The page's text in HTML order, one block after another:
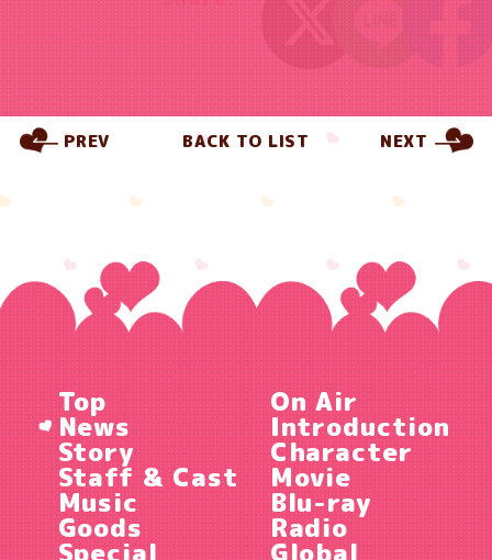
PREV BACK TO LIST NEXT
Top On Air
News Introduction
Story Character
Staff & Cast Movie
Music Blu-ray
Goods Radio
Special Global